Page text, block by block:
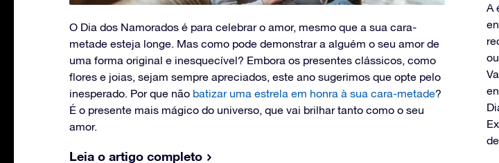
O Dia dos Namorados é para celebrar o amor, mesmo que a sua cara-
metade esteja longe. Mas como pode demonstrar a alguém o seu amor de
uma forma original e inesquecível? Embora os presentes clássicos, como
flores e joias, sejam sempre apreciados, este ano sugerimos que opte pelo
inesperado. Por que não batizar uma estrela em honra à sua cara-metade?
É o presente mais mágico do universo, que vai brilhar tanto como o seu
amor.
Leia o artigo completo
A